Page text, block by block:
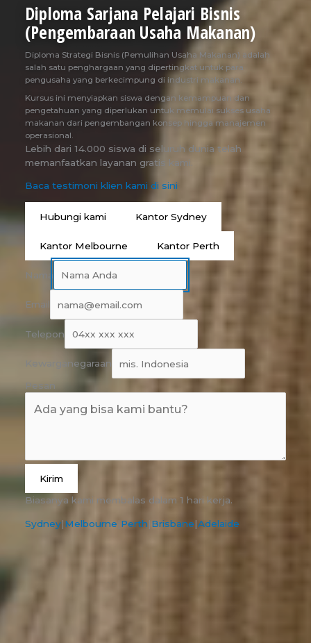
Diploma Sarjana Pelajari Bisnis
(Pengembaraan Usaha Makanan)
Diploma Strategi Bisnis (Pemulihan Usaha Makanan) adalah
salah satu penghargaan yang dipertingkat untuk para
pengusaha yang berkecimpung di industri makanan.
Kursus ini menyiapkan siswa dengan kemampuan dan
pengetahuan yang diperlukan untuk memulai sukses usaha
makanan dari pengembangan konsep hingga manajemen
operasional.
Lebih dari 14.000 siswa di seluruh dunia telah
memanfaatkan layanan gratis kami.
Baca testimoni klien kami di sini
Hubungi kami Kantor Sydney
Kantor Melbourne Kantor Perth
Nama
Email
Telepon
Kewarganegaraan
Pesan
Kirim
Biasanya kami membalas dalam 1 hari kerja.
Sydney|Melbourne|Perth|Brisbane|Adelaide